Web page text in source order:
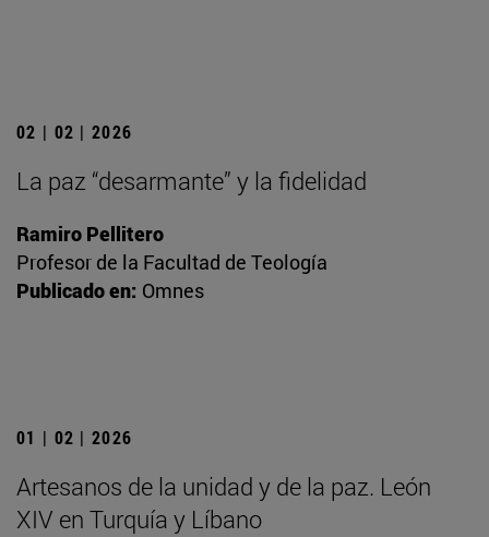
02 | 02 | 2026
La paz “desarmante” y la fidelidad
Ramiro Pellitero
Profesor de la Facultad de Teología
Publicado en: Omnes
01 | 02 | 2026
Artesanos de la unidad y de la paz. León
XIV en Turquía y Líbano